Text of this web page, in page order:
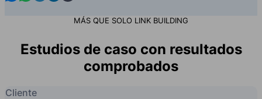
MÁS QUE SOLO LINK BUILDING
Estudios de caso con resultados
comprobados
Cliente